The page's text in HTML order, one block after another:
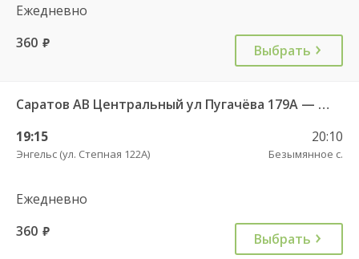
Ежедневно
360 руб. Выбрать
Саратов АВ Центральный ул Пугачёва 179А — Степное рп (ул Октябрьская 25)
19:15
Энгельс (ул. Степная 122А)
20:10
Безымянное с.
Ежедневно
360 руб. Выбрать